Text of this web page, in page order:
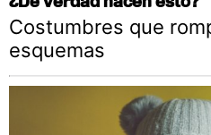
Costumbres que
esquemas